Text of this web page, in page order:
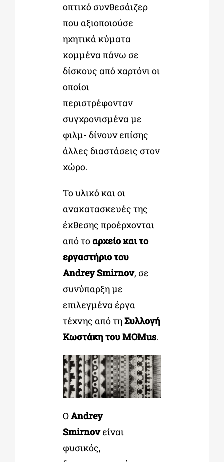
οπτικό συνθεσάιζερ
που αξιοποιούσε
ηχητικά κύματα
κομμένα πάνω σε
δίσκους από χαρτόνι οι
οποίοι
περιστρέφονταν
συγχρονισμένα με
φιλμ- δίνουν επίσης
άλλες διαστάσεις στον
χώρο.
Το υλικό και οι
ανακατασκευές της
έκθεσης προέρχονται
από τοαρχείο και το
εργαστήριο του
Andrey Smirnov, σε
συνύπαρξη με
επιλεγμένα έργα
τέχνης από τηΣυλλογή
Κωστάκη του MOMus.
ΟAndrey
Smirnovείναι
φυσικός,